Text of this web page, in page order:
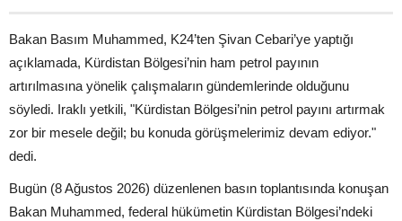
Bakan Basım Muhammed, K24’ten Şivan Cebari’ye yaptığı
açıklamada, Kürdistan Bölgesi’nin ham petrol payının
artırılmasına yönelik çalışmaların gündemlerinde olduğunu
söyledi. Iraklı yetkili, "Kürdistan Bölgesi’nin petrol payını artırmak
zor bir mesele değil; bu konuda görüşmelerimiz devam ediyor."
dedi.
Bugün (8 Ağustos 2026) düzenlenen basın toplantısında konuşan
Bakan Muhammed, federal hükümetin Kürdistan Bölgesi’ndeki